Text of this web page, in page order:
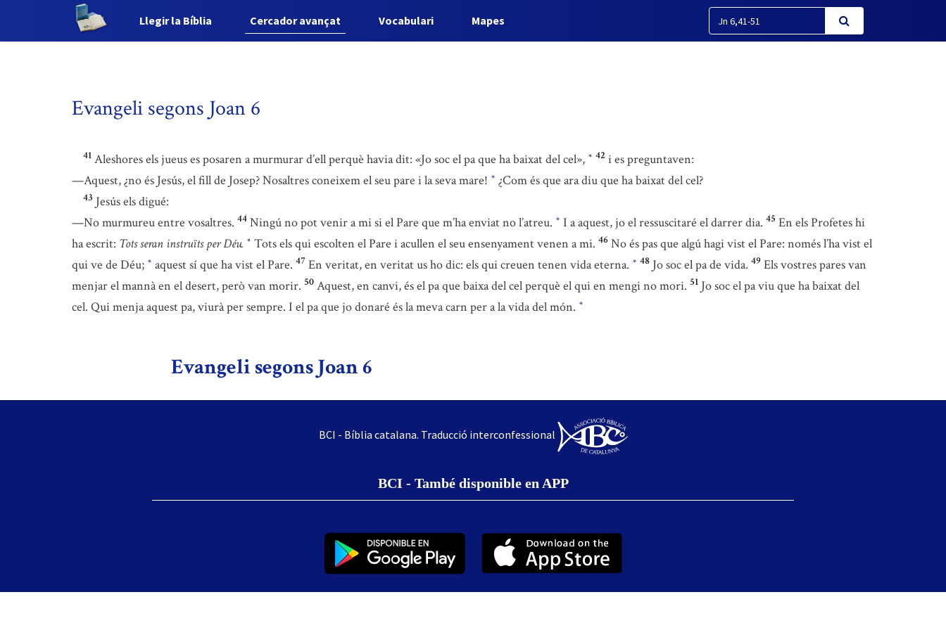
Llegir la Bíblia Cercador avançat Vocabulari Mapes
Evangeli segons Joan 6
41 Aleshores els jueus es posaren a murmurar d’ell perquè havia dit: «Jo soc el pa que ha baixat del cel», * 42 i es preguntaven:
—Aquest, ¿no és Jesús, el fill de Josep? Nosaltres coneixem el seu pare i la seva mare! * ¿Com és que ara diu que ha baixat del cel?
43 Jesús els digué:
—No murmureu entre vosaltres. 44 Ningú no pot venir a mi si el Pare que m’ha enviat no l’atreu. * I a aquest, jo el ressuscitaré el darrer dia. 45 En els Profetes hi
ha escrit: Tots seran instruïts per Déu. * Tots els qui escolten el Pare i acullen el seu ensenyament venen a mi. 46 No és pas que algú hagi vist el Pare: només l’ha vist el
qui ve de Déu; * aquest sí que ha vist el Pare. 47 En veritat, en veritat us ho dic: els qui creuen tenen vida eterna. * 48 Jo soc el pa de vida. 49 Els vostres pares van
menjar el mannà en el desert, però van morir. 50 Aquest, en canvi, és el pa que baixa del cel perquè el qui en mengi no mori. 51 Jo soc el pa viu que ha baixat del
cel. Qui menja aquest pa, viurà per sempre. I el pa que jo donaré és la meva carn per a la vida del món. *
Evangeli segons Joan 6
BCI - Bíblia catalana. Traducció interconfessional
BCI - També disponible en APP